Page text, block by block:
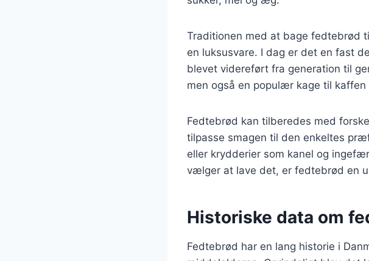
Traditionen med at bage fedtebrød
en luksusvare. I dag er det en fast
blevet videreført fra generation til
men også en populær kage til
Fedtebrød kan tilberedes med
tilpasse smagen til den enkeltes
eller krydderier som kanel og
vælger at lave det, er fedtebrød en
Historiske data om
Fedtebrød har en lang historie i